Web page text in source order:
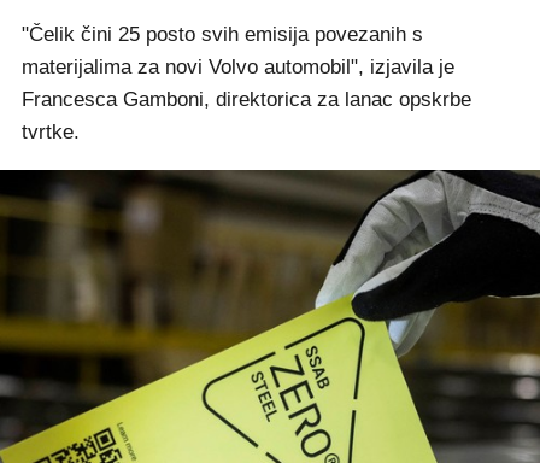
"Čelik čini 25 posto svih emisija povezanih s
materijalima za novi Volvo automobil", izjavila je
Francesca Gamboni, direktorica za lanac opskrbe
tvrtke.